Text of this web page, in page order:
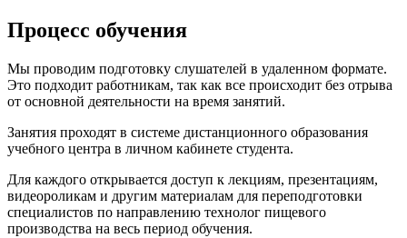
Процесс обучения
Мы проводим подготовку слушателей в удаленном формате.
Это подходит работникам, так как все происходит без отрыва
от основной деятельности на время занятий.
Занятия проходят в системе дистанционного образования
учебного центра в личном кабинете студента.
Для каждого открывается доступ к лекциям, презентациям,
видеороликам и другим материалам для переподготовки
специалистов по направлению технолог пищевого
производства на весь период обучения.